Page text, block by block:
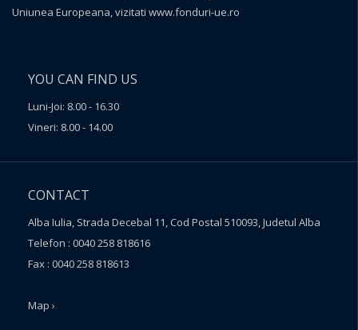
Uniunea Europeana, vizitati www.fonduri-ue.ro
YOU CAN FIND US
Luni-Joi: 8.00 - 16.30
Vineri: 8.00 - 14.00
CONTACT
Alba Iulia, Strada Decebal 11, Cod Postal 510093, Judetul Alba
Telefon : 0040 258 818616
Fax : 0040 258 818613
Map ›